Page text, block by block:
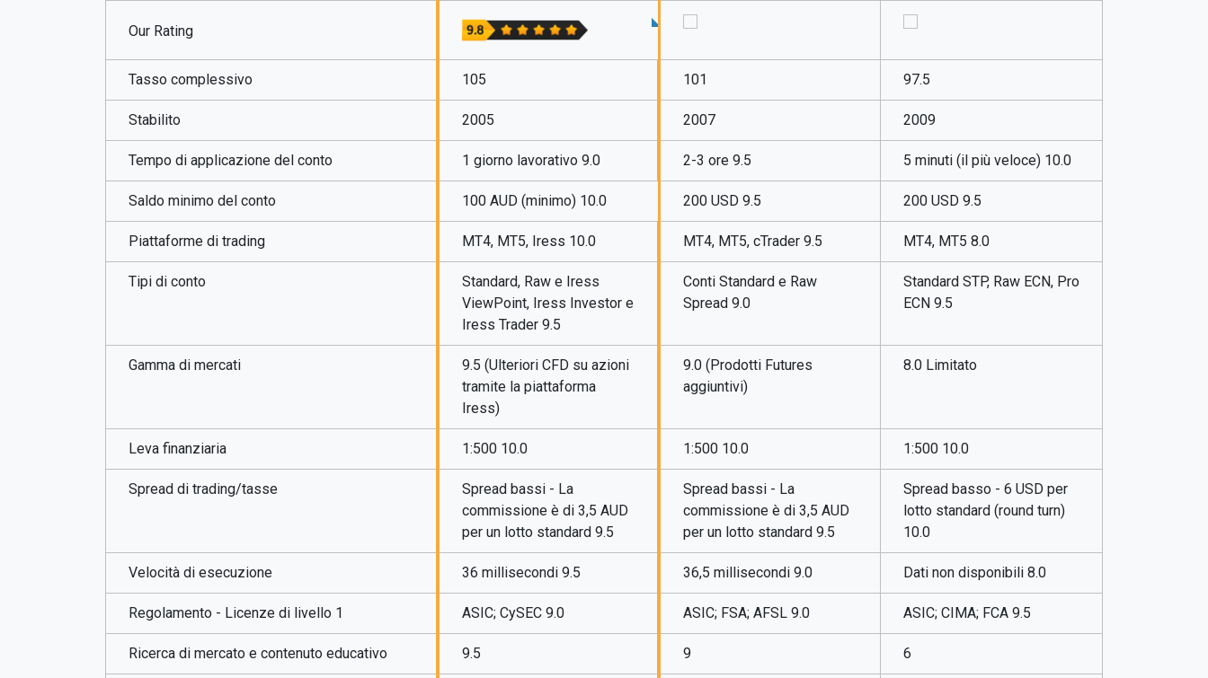
Our Rating
Tasso complessivo 105 101 97.5
Stabilito 2005 2007 2009
Tempo di applicazione del conto 1 giorno lavorativo 9.0 2-3 ore 9.5 5 minuti (il più veloce) 10.0
Saldo minimo del conto 100 AUD (minimo) 10.0 200 USD 9.5 200 USD 9.5
Piattaforme di trading MT4, MT5, Iress 10.0 MT4, MT5, cTrader 9.5 MT4, MT5 8.0
Tipi di conto
Standard, Raw e Iress
ViewPoint, Iress Investor e
Iress Trader 9.5
Conti Standard e Raw
Spread 9.0
Standard STP, Raw ECN, Pro
ECN 9.5
Gamma di mercati
9.5 (Ulteriori CFD su azioni
tramite la piattaforma
Iress)
9.0 (Prodotti Futures
aggiuntivi)
8.0 Limitato
Leva finanziaria 1:500 10.0 1:500 10.0 1:500 10.0
Spread di trading/tasse
Spread bassi - La
commissione è di 3,5 AUD
per un lotto standard 9.5
Spread bassi - La
commissione è di 3,5 AUD
per un lotto standard 9.5
Spread basso - 6 USD per
lotto standard (round turn)
10.0
Velocità di esecuzione 36 millisecondi 9.5 36,5 millisecondi 9.0 Dati non disponibili 8.0
Regolamento - Licenze di livello 1 ASIC; CySEC 9.0 ASIC; FSA; AFSL 9.0 ASIC; CIMA; FCA 9.5
Ricerca di mercato e contenuto educativo 9.5 9 6